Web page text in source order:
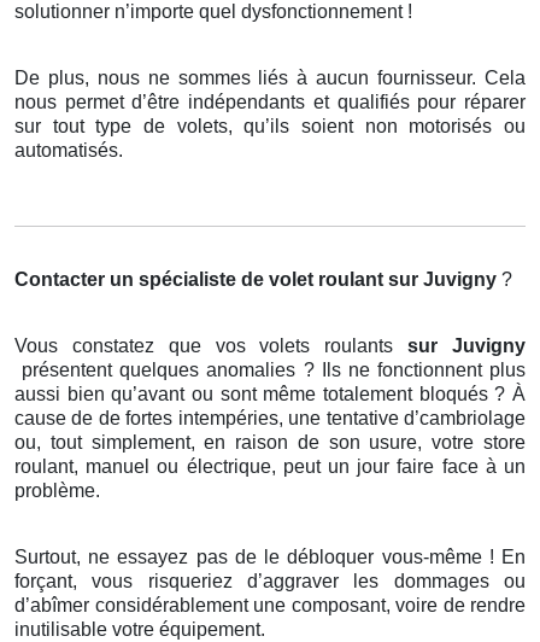
solutionner n’importe quel dysfonctionnement !
De plus, nous ne sommes liés à aucun fournisseur. Cela
nous permet d’être indépendants et qualifiés pour réparer
sur tout type de volets, qu’ils soient non motorisés ou
automatisés.
Contacter un spécialiste de volet roulant sur Juvigny ?
Vous constatez que vos volets roulantssur Juvigny
présentent quelques anomalies ? Ils ne fonctionnent plus
aussi bien qu’avant ou sont même totalement bloqués ? À
cause de de fortes intempéries, une tentative d’cambriolage
ou, tout simplement, en raison de son usure, votre store
roulant, manuel ou électrique, peut un jour faire face à un
problème.
Surtout, ne essayez pas de le débloquer vous-même ! En
forçant, vous risqueriez d’aggraver les dommages ou
d’abîmer considérablement une composant, voire de rendre
inutilisable votre équipement.